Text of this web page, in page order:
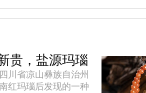
皮有多种色质，可能
绿皮、玻璃包浆等，
泽鲜艳、质感厚重
贵，盐源玛瑙
川省凉山彝族自治州
红玛瑙后发现的一种